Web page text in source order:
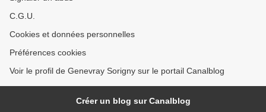
C.G.U.
Cookies et données personnelles
Préférences cookies
Voir le profil de Genevray Sorigny sur le portail Canalblog
Créer un blog sur Canalblog